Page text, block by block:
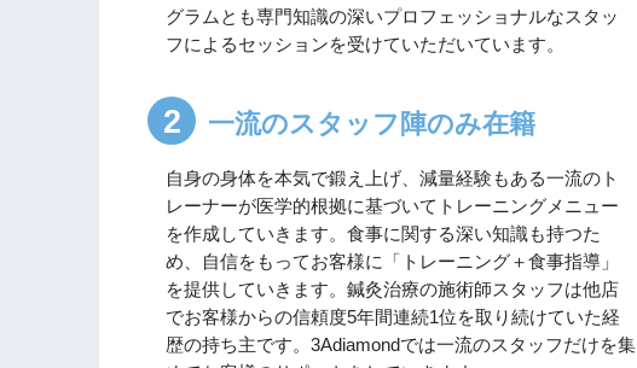
グラムとも専門知識の深いプロフェッショナルなスタッ
フによるセッションを受けていただいています。
一流のスタッフ陣のみ在籍
自身の身体を本気で鍛え上げ、減量経験もある一流のト
レーナーが医学的根拠に基づいてトレーニングメニュー
を作成していきます。食事に関する深い知識も持つた
め、自信をもってお客様に「トレーニング＋食事指導」
を提供していきます。鍼灸治療の施術師スタッフは他店
でお客様からの信頼度5年間連続1位を取り続けていた経
歴の持ち主です。3Adiamondでは一流のスタッフだけを集